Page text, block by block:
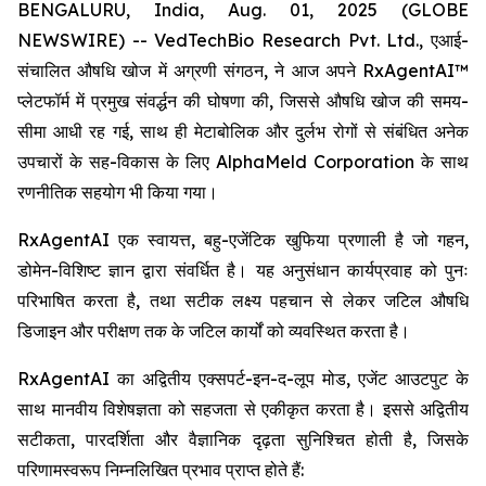
BENGALURU, India, Aug. 01, 2025 (GLOBE
NEWSWIRE) -- VedTechBio Research Pvt. Ltd., एआई-
संचालित औषधि खोज में अग्रणी संगठन, ने आज अपने RxAgentAI™
प्लेटफॉर्म में प्रमुख संवर्द्धन की घोषणा की, जिससे औषधि खोज की समय-
सीमा आधी रह गई, साथ ही मेटाबोलिक और दुर्लभ रोगों से संबंधित अनेक
उपचारों के सह-विकास के लिए AlphaMeld Corporation के साथ
रणनीतिक सहयोग भी किया गया।
RxAgentAI एक स्वायत्त, बहु-एजेंटिक खुफिया प्रणाली है जो गहन,
डोमेन-विशिष्ट ज्ञान द्वारा संवर्धित है। यह अनुसंधान कार्यप्रवाह को पुनः
परिभाषित करता है, तथा सटीक लक्ष्य पहचान से लेकर जटिल औषधि
डिजाइन और परीक्षण तक के जटिल कार्यों को व्यवस्थित करता है।
RxAgentAI का अद्वितीय एक्सपर्ट-इन-द-लूप मोड, एजेंट आउटपुट के
साथ मानवीय विशेषज्ञता को सहजता से एकीकृत करता है। इससे अद्वितीय
सटीकता, पारदर्शिता और वैज्ञानिक दृढ़ता सुनिश्चित होती है, जिसके
परिणामस्वरूप निम्नलिखित प्रभाव प्राप्त होते हैं: